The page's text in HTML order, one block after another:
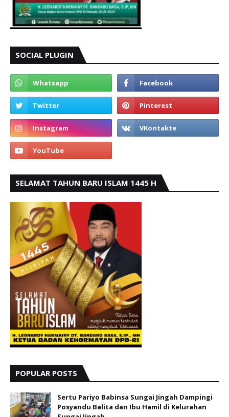
SOCIAL PLUGIN
SELAMAT TAHUN BARU ISLAM 1445 H
POPULAR POSTS
Sertu Pariyo Babinsa Sungai Jingah Dampingi
Posyandu Balita dan Ibu Hamil di Kelurahan